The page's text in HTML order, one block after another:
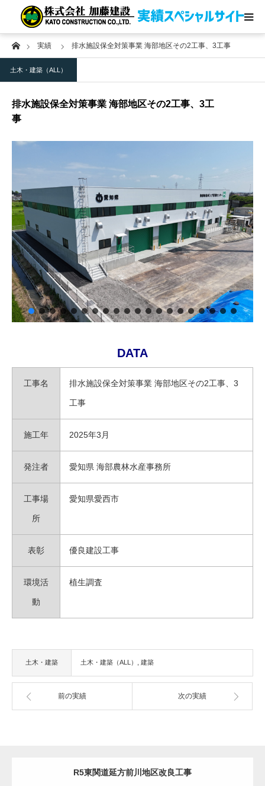
Home実績 排水施設保全対策事業 海部地区その2工事、3工事
土木・建築（ALL）
排水施設保全対策事業 海部地区その2工事、3工
事
DATA
工事名 排水施設保全対策事業 海部地区その2工事、3
工事
施工年 2025年3月
発注者 愛知県 海部農林水産事務所
工事場
所
愛知県愛西市
表彰 優良建設工事
環境活
動
植生調査
土木・建築 土木・建築（ALL） 建築
前の実績 次の実績
R5東関道延方前川地区改良工事
土木・建築
地盤改良
コーポレートサイト
お問い合わせ